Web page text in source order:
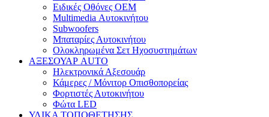
Ειδικές Οθόνες OEM
Multimedia Αυτοκινήτου
Subwoofers
Μπαταρίες Αυτοκινήτου
Ολοκληρωμένα Σετ Ηχοσυστημάτων
ΑΞΕΣΟΥΑΡ AUTO
Ηλεκτρονικά Αξεσουάρ
Κάμερες / Μόνιτορ Οπισθοπορείας
Φορτιστές Αυτοκινήτου
Φώτα LED
ΥΛΙΚΑ ΤΟΠΟΘΕΤΗΣΗΣ